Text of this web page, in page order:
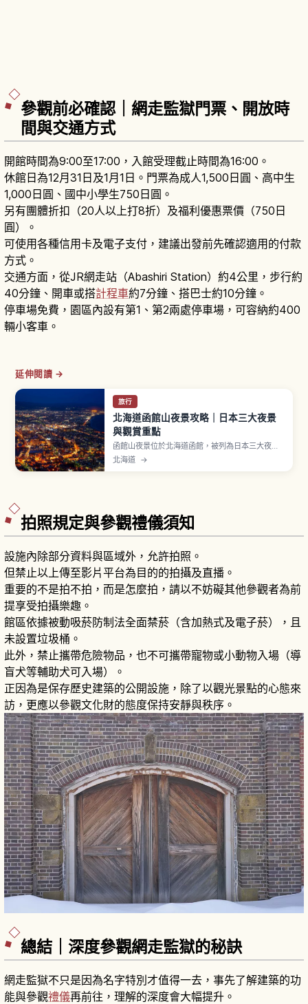
參觀前必確認｜網走監獄門票、開放時
間與交通方式
開館時間為9:00至17:00，入館受理截止時間為16:00。
休館日為12月31日及1月1日。門票為成人1,500日圓、高中生
1,000日圓、國中小學生750日圓。
另有團體折扣（20人以上打8折）及福利優惠票價（750日
圓）。
可使用各種信用卡及電子支付，建議出發前先確認適用的付款
方式。
交通方面，從JR網走站（Abashiri Station）約4公里，步行約
40分鐘、開車或搭計程車約7分鐘、搭巴士約10分鐘。
停車場免費，園區內設有第1、第2兩處停車場，可容納約400
輛小客車。
延伸閱讀 →
旅行
北海道函館山夜景攻略｜日本三大夜景
與觀賞重點
函館山夜景位於北海道函館，被列為日本三大夜景
之一，曾在《米其林綠色指南日本》獲三星評價。
北海道 →
拍照規定與參觀禮儀須知
設施內除部分資料與區域外，允許拍照。
但禁止以上傳至影片平台為目的的拍攝及直播。
重要的不是拍不拍，而是怎麼拍，請以不妨礙其他參觀者為前
提享受拍攝樂趣。
館區依據被動吸菸防制法全面禁菸（含加熱式及電子菸），且
未設置垃圾桶。
此外，禁止攜帶危險物品，也不可攜帶寵物或小動物入場（導
盲犬等輔助犬可入場）。
正因為是保存歷史建築的公開設施，除了以觀光景點的心態來
訪，更應以參觀文化財的態度保持安靜與秩序。
總結｜深度參觀網走監獄的秘訣
網走監獄不只是因為名字特別才值得一去，事先了解建築的功
能與參觀禮儀再前往，理解的深度會大幅提升。